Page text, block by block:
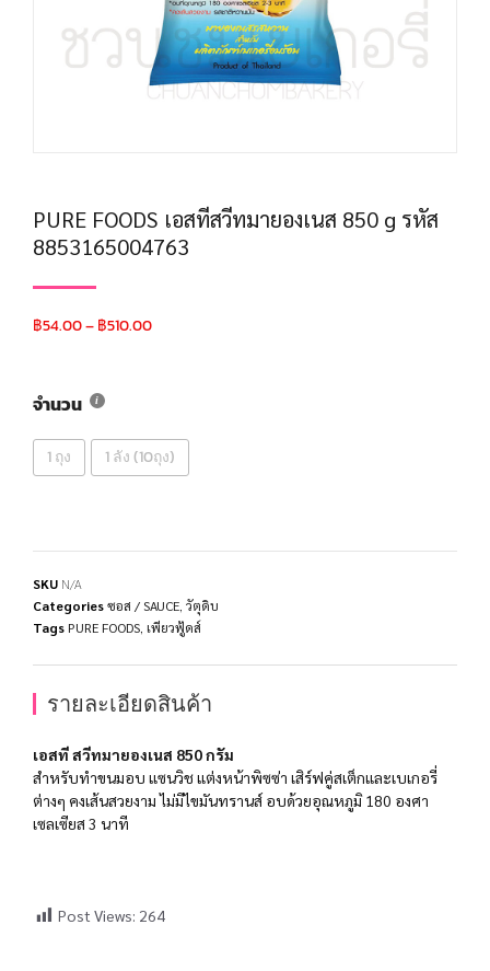
PURE FOODS เอสทีสวีทมายองเนส 850 g รหัส
8853165004763
฿54.00–฿510.00
จำนวน
1 ถุง 1 ลัง (10ถุง)
SKU N/A
Categoriesซอส / SAUCE วัตุดิบ
Tags PURE FOODS เพียวฟู้ดส์
รายละเอียดสินค้า
เอสที สวีทมายองเนส 850 กรัม
สำหรับทำขนมอบ แซนวิช แต่งหน้าพิซซ่า เสิร์ฟคู่สเต็กและเบเกอรี่
ต่างๆ คงเส้นสวยงาม ไม่มีไขมันทรานส์ อบด้วยอุณหภูมิ 180 องศา
เซลเซียส 3 นาที
Post Views: 264